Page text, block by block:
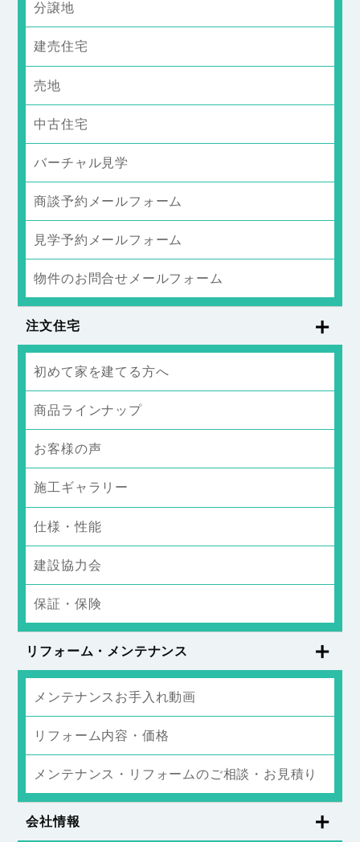
分譲地
建売住宅
売地
中古住宅
バーチャル見学
商談予約メールフォーム
見学予約メールフォーム
物件のお問合せメールフォーム
注文住宅
初めて家を建てる方へ
商品ラインナップ
お客様の声
施工ギャラリー
仕様・性能
建設協力会
保証・保険
リフォーム・メンテナンス
メンテナンスお手入れ動画
リフォーム内容・価格
メンテナンス・リフォームのご相談・お見積り
会社情報